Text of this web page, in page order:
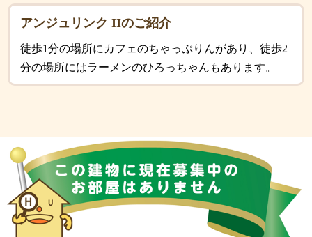
アンジュリンク IIのご紹介
徒歩1分の場所にカフェのちゃっぷりんがあり、徒歩2
分の場所にはラーメンのひろっちゃんもあります。